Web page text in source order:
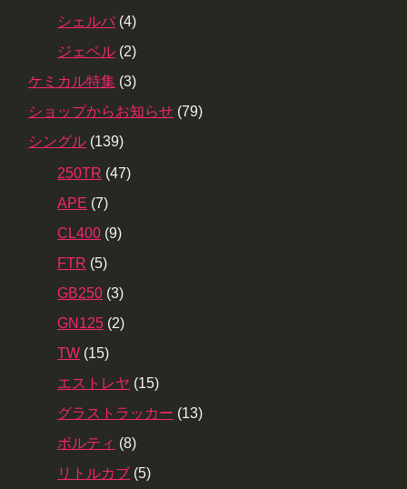
シェルパ (4)
ジェベル (2)
ケミカル特集 (3)
ショップからお知らせ (79)
シングル (139)
250TR (47)
APE (7)
CL400 (9)
FTR (5)
GB250 (3)
GN125 (2)
TW (15)
エストレヤ (15)
グラストラッカー (13)
ボルティ (8)
リトルカブ (5)